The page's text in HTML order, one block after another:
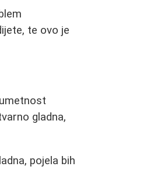
te ovo je
gladna,
pojela bih